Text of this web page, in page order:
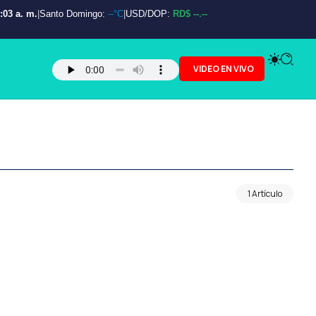
a. m. |Santo Domingo:--°C USD/DOP: RD$ --.--
VIDEO EN VIVO
1 Artículo